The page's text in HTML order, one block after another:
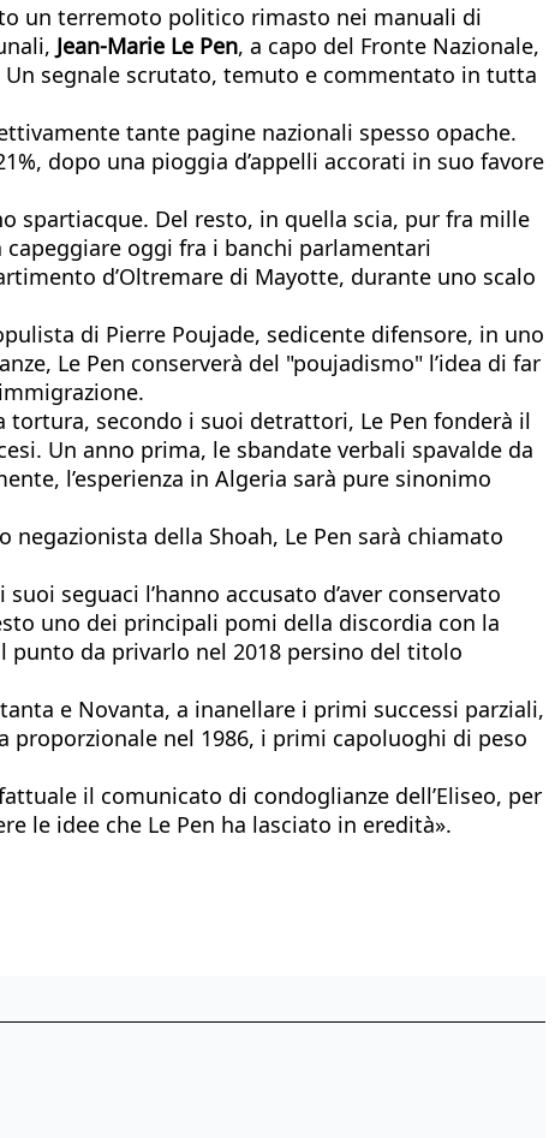
un terremoto politico rimasto nei manuali di
Jean-Marie Le Pen, a capo del Fronte Nazionale,
Un segnale scrutato, temuto e commentato in tutta
tante pagine nazionali spesso opache.
dopo una pioggia d’appelli accorati in suo favore
spartiacque. Del resto, in quella scia, pur fra mille
oggi fra i banchi parlamentari
d’Oltremare di Mayotte, durante uno scalo
di Pierre Poujade, sedicente difensore, in uno
Le Pen conserverà del "poujadismo" l’idea di far
tortura, secondo i suoi detrattori, Le Pen fonderà il
Un anno prima, le sbandate verbali spavalde da
l’esperienza in Algeria sarà pure sinonimo
della Shoah, Le Pen sarà chiamato
seguaci l’hanno accusato d’aver conservato
uno dei principali pomi della discordia con la
punto da privarlo nel 2018 persino del titolo
e Novanta, a inanellare i primi successi parziali,
proporzionale nel 1986, i primi capoluoghi di peso
il comunicato di condoglianze dell’Eliseo, per
le idee che Le Pen ha lasciato in eredità».